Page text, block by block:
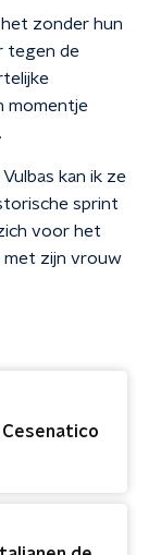
zonder hun
tegen de
momentje
kan ik ze
sprint
voor het
met zijn vrouw